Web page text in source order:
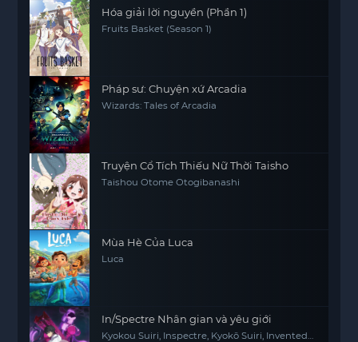
Hóa giải lời nguyền (Phần 1)
Fruits Basket (Season 1)
Pháp sư: Chuyện xứ Arcadia
Wizards: Tales of Arcadia
Truyện Cổ Tích Thiếu Nữ Thời Taisho
Taishou Otome Otogibanashi
Mùa Hè Của Luca
Luca
In/Spectre Nhân gian và yêu giới
Kyokou Suiri, Inspectre, Kyokō Suiri, Invented